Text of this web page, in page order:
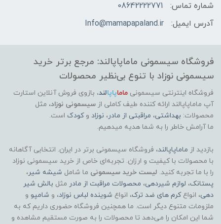
شماره تماس:
08642222771
آدرس ایمیل:
Info@mamapapaland.ir
فروشگاه سیسمونی ماماپاپالند: مرجع برتر خرید
سیسمونی نوزاد با تنوع بی‌نظیر محصولات
فروشگاه اینترنتی سیسمونی ماماپاپالند، بازوی فروش آنلاین استارت
آپ ماماپاپالند ارائه کننده طیف کاملی از سیسمونی نوزاد، مثل
محصولات: بهداشتی، مراقبتی از مادر، نوزاد وکودک است.
ما آرامش خاطر را به شما هدیه میدهیم.
بازدید از ماماپاپالند، فروشگاه سیسمونی برتر در ایران. انتخابی آگاهانه
با محصولات با کیفیت و ارزان. تجربه‌ای خاص از خرید سیسمونی نوزاد
را با ما تجربه کنید. لیست خرید سیسمونی ما شامل شیشه شیر،
پستانک، لوازم شیردهی، محصولات مراقبت از مادر مثل بالش شیر
دهی، انواعکرم های ضد ترک، انواع شوینده لباس نوزاد، و شامپو و
ملزومات متنوع دیگر است. ما همچنین فروشگاه حضوری داریم که به
شما این امکان را می‌دهد تا محصولات را به صورت مستقیم مشاهده و